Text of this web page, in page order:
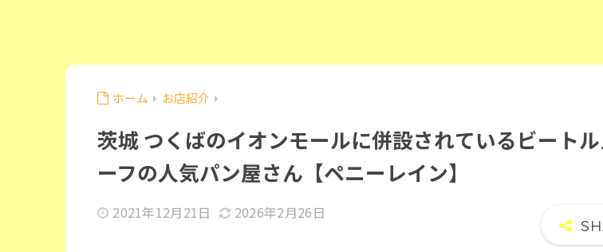
ホーム お店紹介
茨城 つくばのイオンモールに併設されているビート
ーフの人気パン屋さん【ペニーレイン】
2021年12月21日 2026年2月26日